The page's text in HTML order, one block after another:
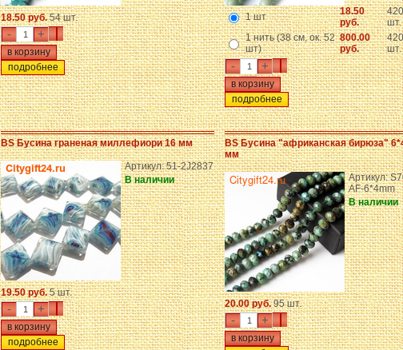
18.50 руб.54 шт.
- +
подробнее
1 шт
18.50
руб.
420
шт.
1 нить (38 см, ок. 52
шт)
800.00
руб.
420
шт.
- +
подробнее
BS Бусина граненая миллефиори 16 мм
Артикул: 51-2J2837
В наличии
19.50 руб.5 шт.
- +
подробнее
BS Бусина "африканская бирюза"
мм
Артикул:
AF-6*4mm
В наличии
20.00 руб.95 шт.
- +